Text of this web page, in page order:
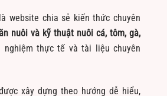
website chia sẻ kiến thức chuyên
nuôi và kỹ thuật nuôi cá, tôm, gà,
nghiệm thực tế và tài liệu chuyên
xây dựng theo hướng dễ hiểu,